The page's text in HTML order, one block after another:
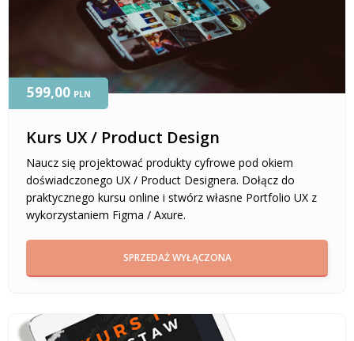
Kurs UX / Product Design
Naucz się projektować produkty cyfrowe pod okiem
doświadczonego UX / Product Designera. Dołącz do
praktycznego kursu online i stwórz własne Portfolio UX z
wykorzystaniem Figma / Axure.
599,00 PLN
SPRZEDAŻ WYŁĄCZONA